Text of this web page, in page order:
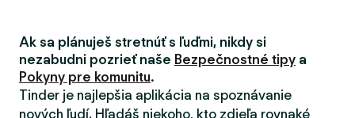
Ak sa plánuješ stretnúť s ľuďmi, nikdy si
nezabudni pozrieť naše Bezpečnostné tipy a
Pokyny pre komunitu.
Tinder je najlepšia aplikácia na spoznávanie
nových ľudí. Hľadáš niekoho, kto zdieľa rovnaké